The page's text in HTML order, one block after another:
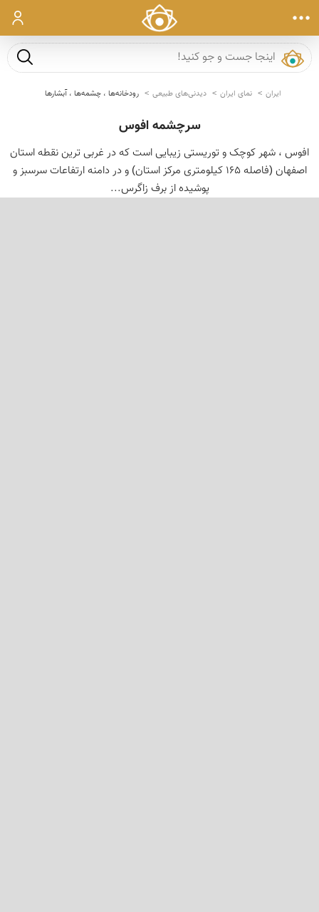
ورود
جست و
ایران نمای ایران دیدنی‌های طبیعی رودخانه‌ها ، چشمه‌ها ، آبشارها
سرچشمه افوس
افوس ، شهر کوچک و توریستی زیبایی است که در غربی ترین نقطه استان
اصفهان (فاصله 165 کیلومتری مرکز استان) و در دامنه ارتفاعات سرسبز و
پوشیده از برف زاگرس...